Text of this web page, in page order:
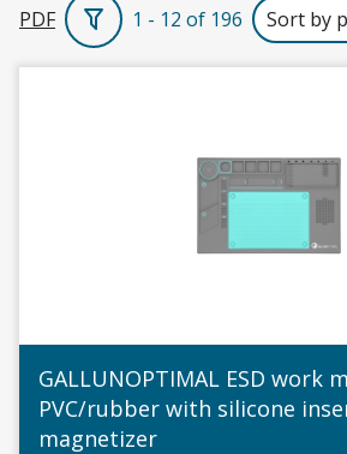
PDF 1 - 12 of 196
GALLUNOPTIMAL ESD work
PVC/rubber with silicone
magnetizer